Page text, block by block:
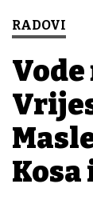
RADOVI
Kosa